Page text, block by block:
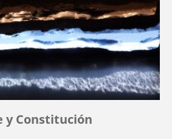
y Constitución